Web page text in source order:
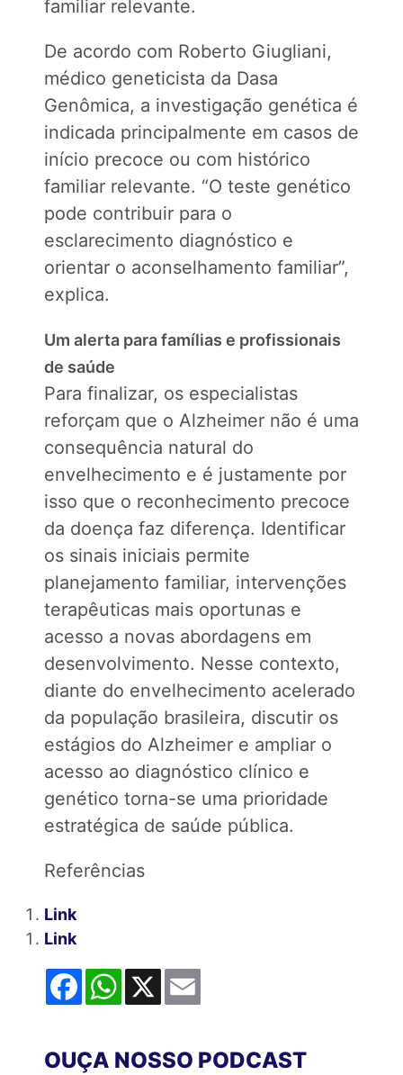
familiar relevante.
De acordo com Roberto Giugliani,
médico geneticista da Dasa
Genômica, a investigação genética é
indicada principalmente em casos de
início precoce ou com histórico
familiar relevante. “O teste genético
pode contribuir para o
esclarecimento diagnóstico e
orientar o aconselhamento familiar”,
explica.
Um alerta para famílias e profissionais
de saúde
Para finalizar, os especialistas
reforçam que o Alzheimer não é uma
consequência natural do
envelhecimento e é justamente por
isso que o reconhecimento precoce
da doença faz diferença. Identificar
os sinais iniciais permite
planejamento familiar, intervenções
terapêuticas mais oportunas e
acesso a novas abordagens em
desenvolvimento. Nesse contexto,
diante do envelhecimento acelerado
da população brasileira, discutir os
estágios do Alzheimer e ampliar o
acesso ao diagnóstico clínico e
genético torna-se uma prioridade
estratégica de saúde pública.
Referências
Link
Link
FacebookWhatsApp
X
OUÇA NOSSO PODCAST